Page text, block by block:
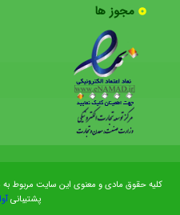
مجوز ها
کلیه حقوق مادی و معنوی این سایت مربوط به
پشتیبانی